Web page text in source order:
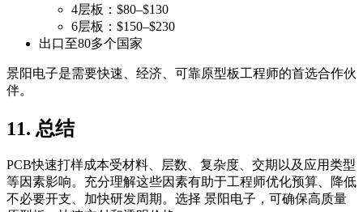
4层板：$80–$130
6层板：$150–$230
出口至80多个国家
景阳电子是需要快速、经济、可靠原型板工程师的首选合作伙
伴。
11. 总结
PCB快速打样成本受材料、层数、复杂度、交期以及应用类型
等因素影响。充分理解这些因素有助于工程师优化预算、降低
不必要开支、加快研发周期。选择 景阳电子，可确保高质量